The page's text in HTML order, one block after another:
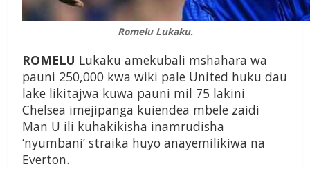
Romelu Lukaku.
ROMELU Lukaku amekubali mshahara wa
pauni 250,000 kwa wiki pale United huku dau
lake likitajwa kuwa pauni mil 75 lakini
Chelsea imejipanga kuiendea mbele zaidi
Man U ili kuhakikisha inamrudisha
‘nyumbani’ straika huyo anayemilikiwa na
Everton.